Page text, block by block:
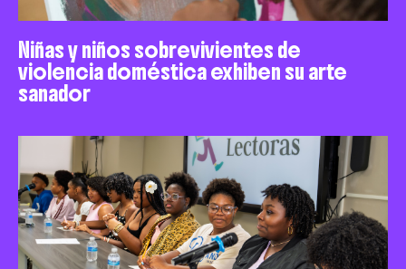
Niñas y niños sobrevivientes de
violencia doméstica exhiben su arte
sanador